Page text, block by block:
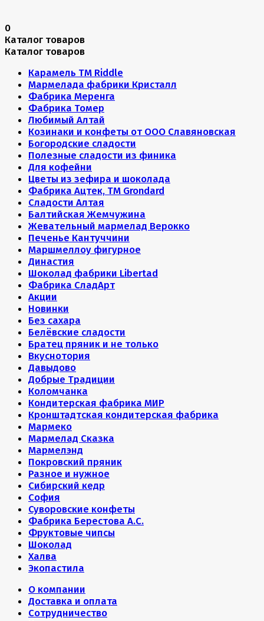
0
Каталог товаров
Каталог товаров
Карамель ТМ Riddle
Мармелада фабрики Кристалл
Фабрика Меренга
Фабрика Томер
Любимый Алтай
Козинаки и конфеты от ООО Славяновская
Богородские сладости
Полезные сладости из финика
Для кофейни
Цветы из зефира и шоколада
Фабрика Ацтек, ТМ Grondard
Сладости Алтая
Балтийская Жемчужина
Жевательный мармелад Верокко
Печенье Кантуччини
Маршмеллоу фигурное
Династия
Шоколад фабрики Libertad
Фабрика СладАрт
Акции
Новинки
Без сахара
Белёвские сладости
Братец пряник и не только
Вкуснотория
Давыдово
Добрые Традиции
Коломчанка
Кондитерская фабрика МИР
Кронштадтская кондитерская фабрика
Мармеко
Мармелад Сказка
Мармелэнд
Покровский пряник
Разное и нужное
Сибирский кедр
София
Суворовские конфеты
Фабрика Берестова А.С.
Фруктовые чипсы
Шоколад
Халва
Экопастила
О компании
Доставка и оплата
Сотрудничество